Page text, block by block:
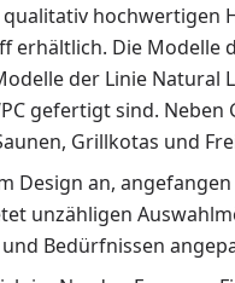
hochwertigen
Die Modelle
der Linie Natural
gefertigt sind.
Grillkotas und
an, angefangen
unzähligen
Bedürfnissen